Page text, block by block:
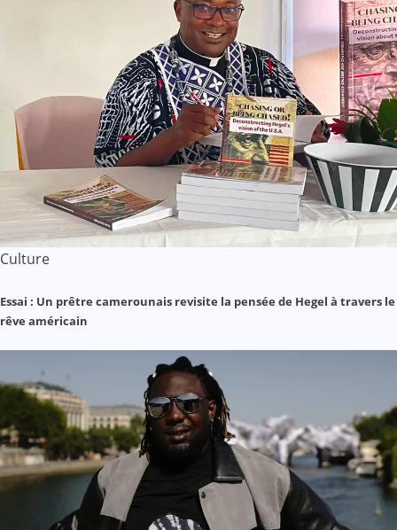
Culture
Essai : Un prêtre camerounais revisite la pensée de Hegel à travers le
rêve américain